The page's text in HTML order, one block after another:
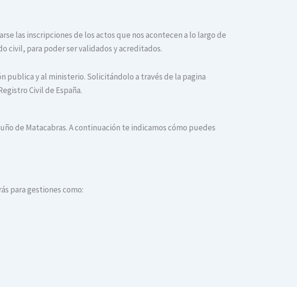
las inscripciones de los actos que nos acontecen a lo largo de
civil, para poder ser validados y acreditados.
y al ministerio. Solicitándolo a través de la pagina
Civil de España.
de Matacabras. A continuación te indicamos cómo puedes
para gestiones como: